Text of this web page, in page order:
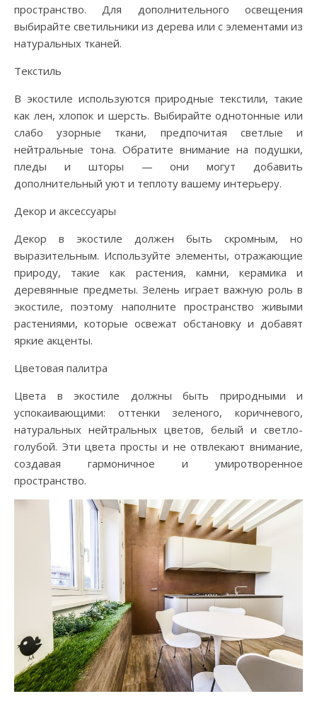
пространство. Для дополнительного освещения
выбирайте светильники из дерева или с элементами из
натуральных тканей.
Текстиль
В экостиле используются природные текстили, такие
как лен, хлопок и шерсть. Выбирайте однотонные или
слабо узорные ткани, предпочитая светлые и
нейтральные тона. Обратите внимание на подушки,
пледы и шторы — они могут добавить
дополнительный уют и теплоту вашему интерьеру.
Декор и аксессуары
Декор в экостиле должен быть скромным, но
выразительным. Используйте элементы, отражающие
природу, такие как растения, камни, керамика и
деревянные предметы. Зелень играет важную роль в
экостиле, поэтому наполните пространство живыми
растениями, которые освежат обстановку и добавят
яркие акценты.
Цветовая палитра
Цвета в экостиле должны быть природными и
успокаивающими: оттенки зеленого, коричневого,
натуральных нейтральных цветов, белый и светло-
голубой. Эти цвета просты и не отвлекают внимание,
создавая гармоничное и умиротворенное
пространство.